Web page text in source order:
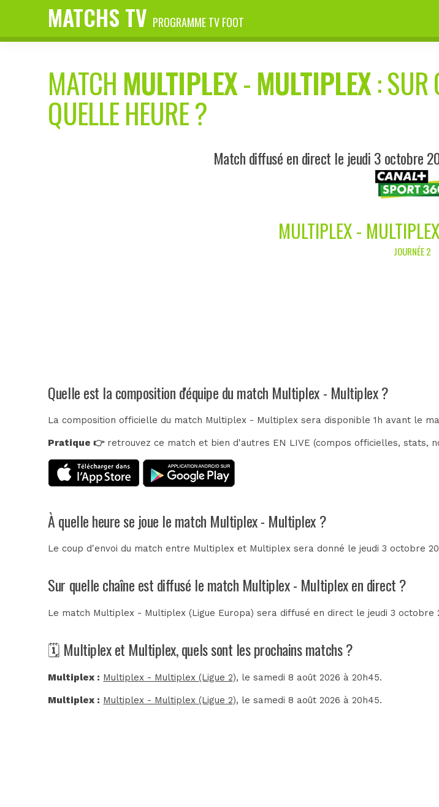
MATCHS TV PROGRAMME TV FOOT
MATCH MULTIPLEX-MULTIPLEX: SUR
QUELLE HEURE ?
Match diffusé en direct le jeudi 3 octobre
MULTIPLEX -
JOURNÉE 2
Quelle est la composition d'équipe du match Multiplex - Multiplex ?
La composition officielle du match Multiplex - Multiplex sera disponible 1h avant le
Pratique 👉retrouvez ce match et bien d'autres EN LIVE (compos officielles, stats,
À quelle heure se joue le match Multiplex - Multiplex ?
Le coup d'envoi du match entre Multiplex et Multiplex sera donné le jeudi 3 octobre
Sur quelle chaîne est diffusé le match Multiplex - Multiplex en direct ?
Le match Multiplex - Multiplex (Ligue Europa) sera diffusé en direct le jeudi 3 octobre
🗓️ Multiplex et Multiplex, quels sont les prochains matchs ?
Multiplex : Multiplex - Multiplex (Ligue 2), le samedi 8 août 2026 à 20h45.
Multiplex : Multiplex - Multiplex (Ligue 2), le samedi 8 août 2026 à 20h45.